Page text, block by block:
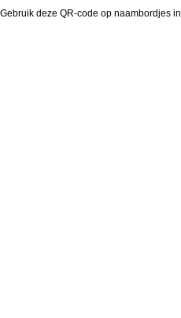
Gebruik deze QR-code op naambordjes